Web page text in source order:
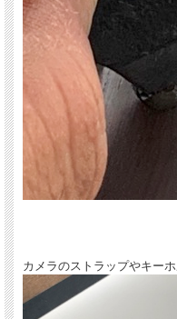
表側には刀匠によるお言葉が銘切
カメラのストラップやキー